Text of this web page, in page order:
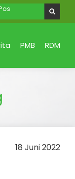
dari korupsi,
PMB RDM
18 Juni 2022